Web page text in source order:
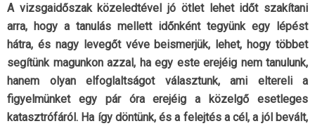
A vizsgaidőszak közeledtével jó ötlet lehet időt szakítani
arra, hogy a tanulás mellett időnként tegyünk egy lépést
hátra, és nagy levegőt véve beismerjük, lehet, hogy többet
segítünk magunkon azzal, ha egy este erejéig nem tanulunk,
hanem olyan elfoglaltságot választunk, ami eltereli a
figyelmünket egy pár óra erejéig a közelgő esetleges
katasztrófáról. Ha így döntünk, és a felejtés a cél, a jól bevált,